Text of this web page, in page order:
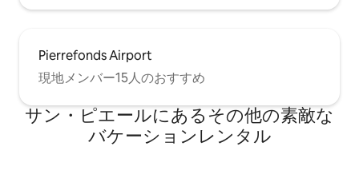
Pierrefonds Airport
現地メンバー15人のおすすめ
サン・ピエールにあるその他の素敵な
バケーションレンタル